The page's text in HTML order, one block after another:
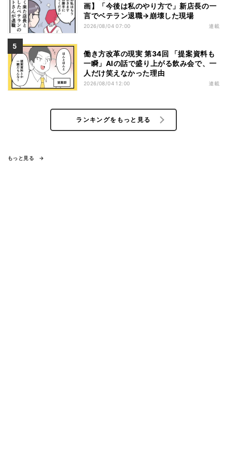
画】「今後は私のやり方で」新店長の一
言でベテラン退職→崩壊した現場
2026/08/04 07:00 連載
働き方改革の現実 第34回 「提案資料も
一瞬」AIの話で盛り上がる飲み会で、一
人だけ笑えなかった理由
2026/08/04 12:00 連載
ランキングをもっと見る
もっと見る